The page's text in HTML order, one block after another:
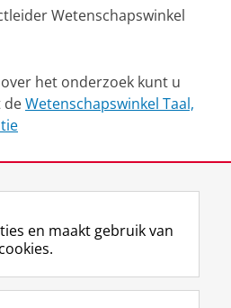
Wetenschapswinkel
het onderzoek kunt u
deWetenschapswinkel Taal,
F
a
L
i
R
S
I
n
Y
o
en maakt gebruik van